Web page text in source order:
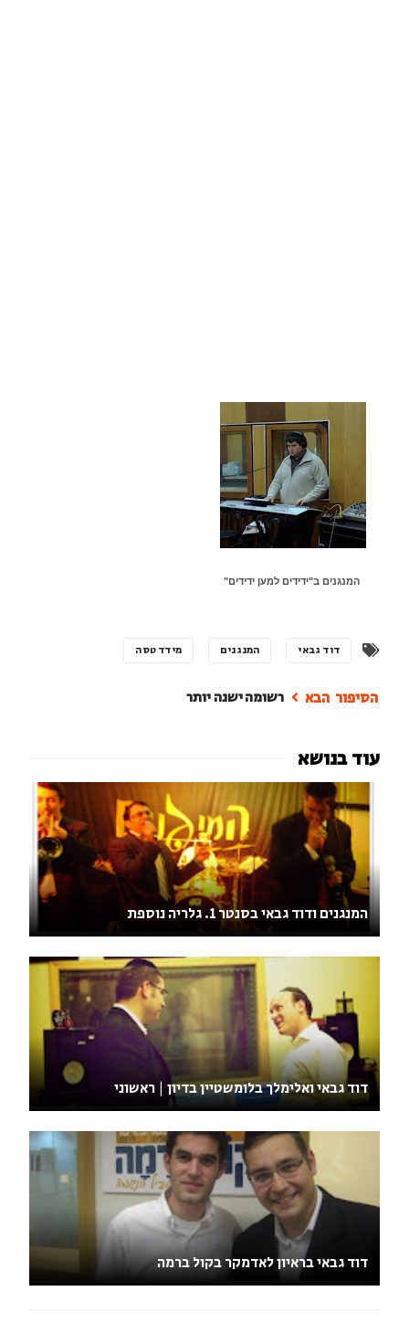
המנגנים ב"ידידים למען ידידים"
דוד גבאי המנגנים מידד טסה
רשומה ישנה יותר
המנגנים ודוד גבאי בסנטר 1. גלריה נוספת
דוד גבאי ואלימלך בלומשטיין בדיון | ראשוני
דוד גבאי בראיון לאדמקר בקול ברמה